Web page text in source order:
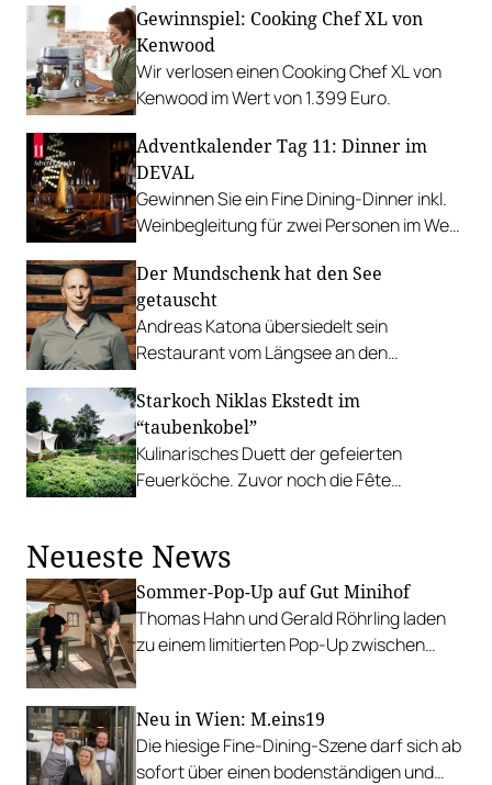
Gewinnspiel: Cooking Chef XL von
Kenwood
Wir verlosen einen Cooking Chef XL von
Kenwood im Wert von 1.399 Euro.
Adventkalender Tag 11: Dinner im
DEVAL
Gewinnen Sie ein Fine Dining-Dinner inkl.
Weinbegleitung für zwei Personen im Wert
Der Mundschenk hat den See
getauscht
Andreas Katona übersiedelt sein
Restaurant vom Längsee an den
Starkoch Niklas Ekstedt im
“taubenkobel”
Kulinarisches Duett der gefeierten
Feuerköche. Zuvor noch die Fête
Neueste News
Sommer-Pop-Up auf Gut Minihof
Thomas Hahn und Gerald Röhrling laden
zu einem limitierten Pop-Up zwischen
Neu in Wien: M.eins19
Die hiesige Fine-Dining-Szene darf sich ab
sofort über einen bodenständigen und